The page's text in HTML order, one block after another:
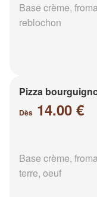
Base crème,
reblochon
Pizza
Dès 14.00 €
Base crème,
terre, oeuf